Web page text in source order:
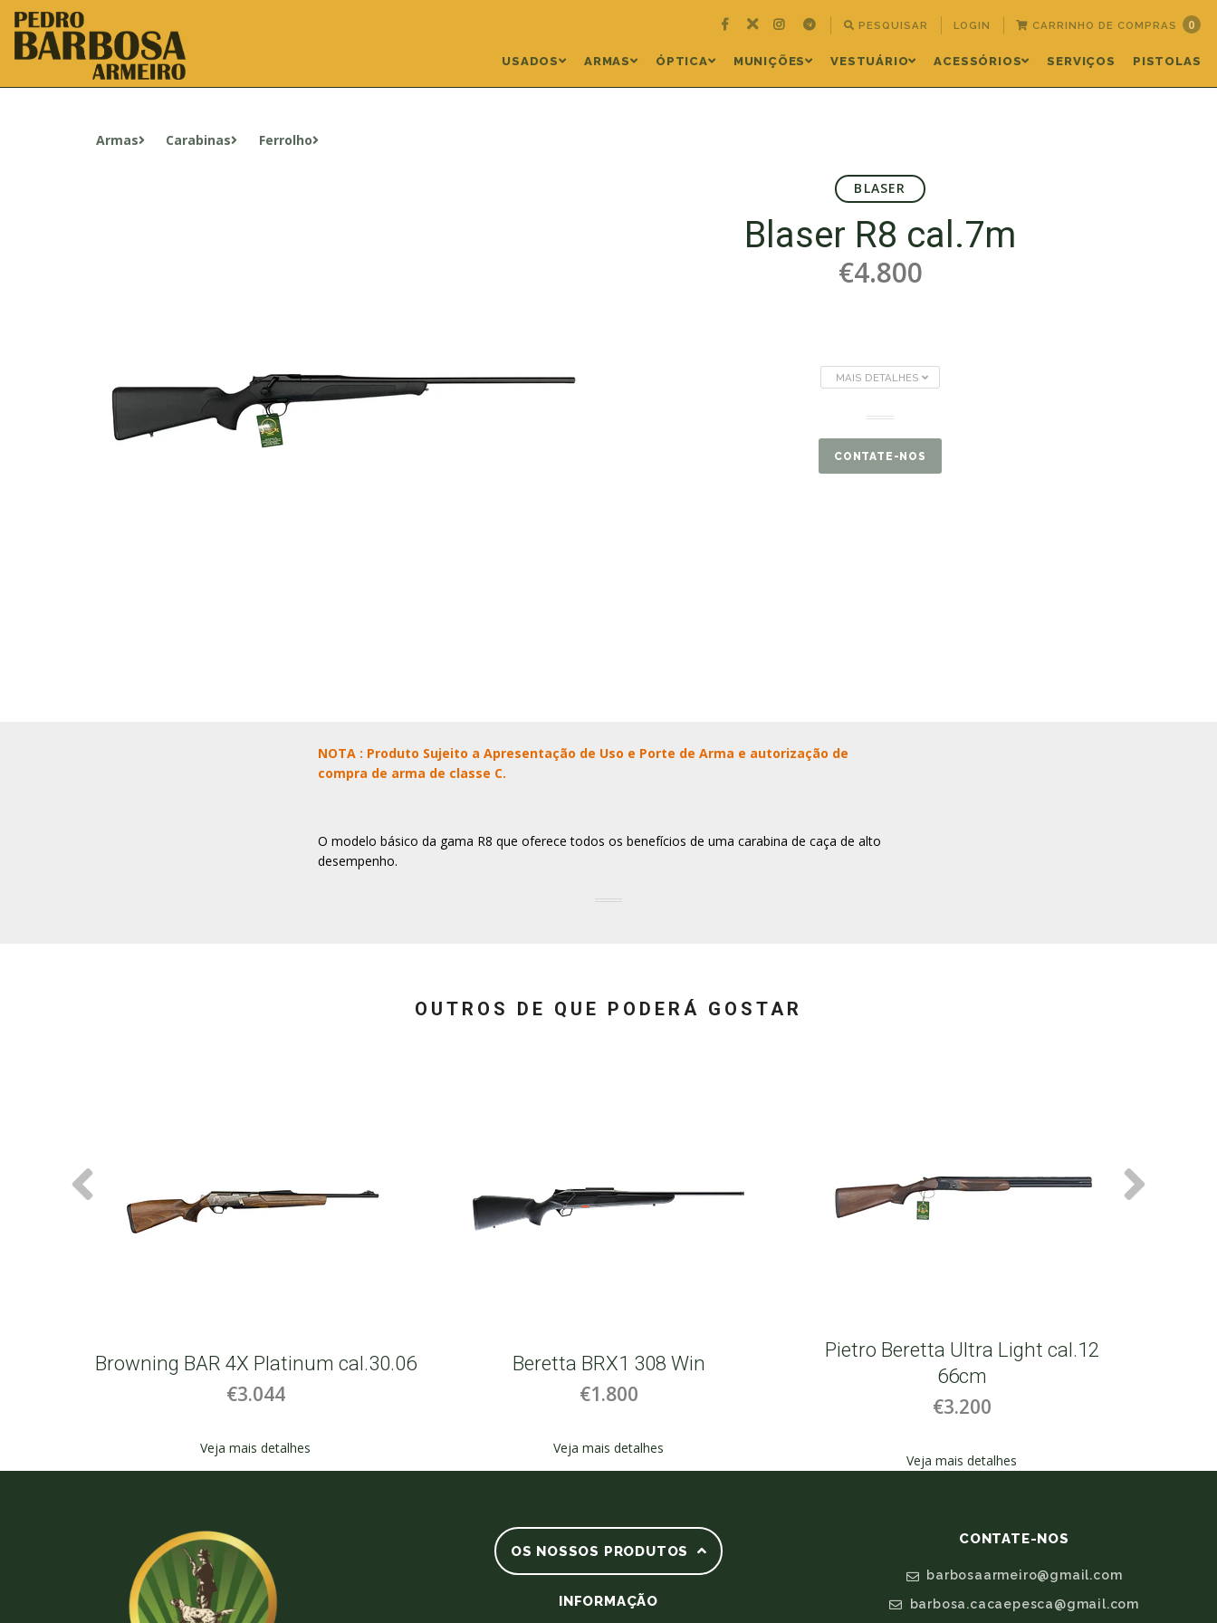
PESQUISAR LOGIN CARRINHO DE COMPRAS 0
USADOS ARMAS ÓPTICA MUNIÇÕES VESTUÁRIO ACESSÓRIOS SERVIÇOS PISTOLAS
Armas Carabinas Ferrolho
BLASER
Blaser R8 cal.7m
€4.800
MAIS DETALHES
CONTATE-NOS
NOTA : Produto Sujeito a Apresentação de Uso e Porte de Arma e autorização de
compra de arma de classe C.
O modelo básico da gama R8 que oferece todos os benefícios de uma carabina de caça de alto
desempenho.
OUTROS DE QUE PODERÁ GOSTAR
Browning BAR 4X Platinum cal.30.06
€3.044
Veja mais detalhes
Beretta BRX1 308 Win
€1.800
Veja mais detalhes
Pietro Beretta Ultra Light cal.12
66cm
€3.200
Veja mais detalhes
OS NOSSOS PRODUTOS
INFORMAÇÃO
CONTATE-NOS
barbosaarmeiro@gmail.com
barbosa.cacaepesca@gmail.com